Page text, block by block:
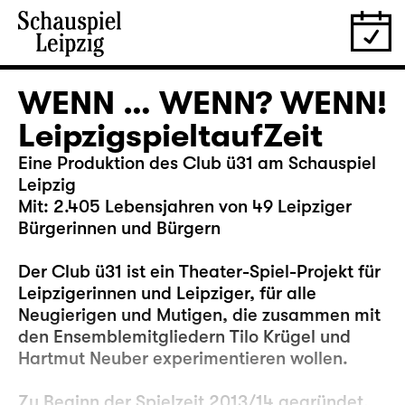
WENN … WENN? WENN!
LeipzigspieltaufZeit
Eine Produktion des Club ü31 am Schauspiel
Leipzig
Mit: 2.405 Lebensjahren von 49 Leipziger
Bürgerinnen und Bürgern
Der Club ü31 ist ein Theater-Spiel-Projekt für
Leipzigerinnen und Leipziger, für alle
Neugierigen und Mutigen, die zusammen mit
den Ensemblemitgliedern Tilo Krügel und
Hartmut Neuber experimentieren wollen.